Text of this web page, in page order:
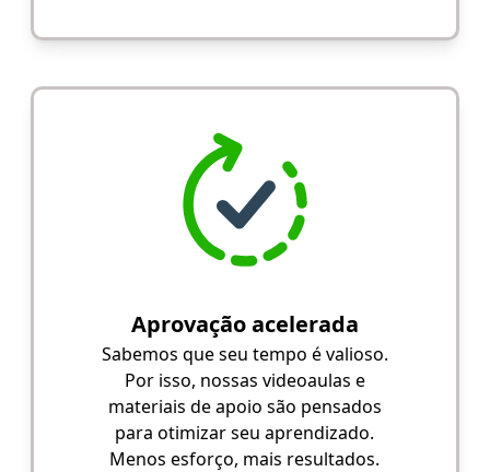
Aprovação acelerada
Sabemos que seu tempo é valioso.
Por isso, nossas videoaulas e
materiais de apoio são pensados
para otimizar seu aprendizado.
Menos esforço, mais resultados.